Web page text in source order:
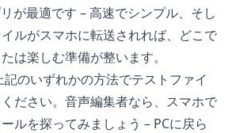
が最適です – 高速でシンプル、そし
ルがスマホに転送されれば、どこで
は楽しむ準備が整います。
記のいずれかの方法でテストファイ
ださい。音声編集者なら、スマホで
ルを探ってみましょう – PCに戻ら